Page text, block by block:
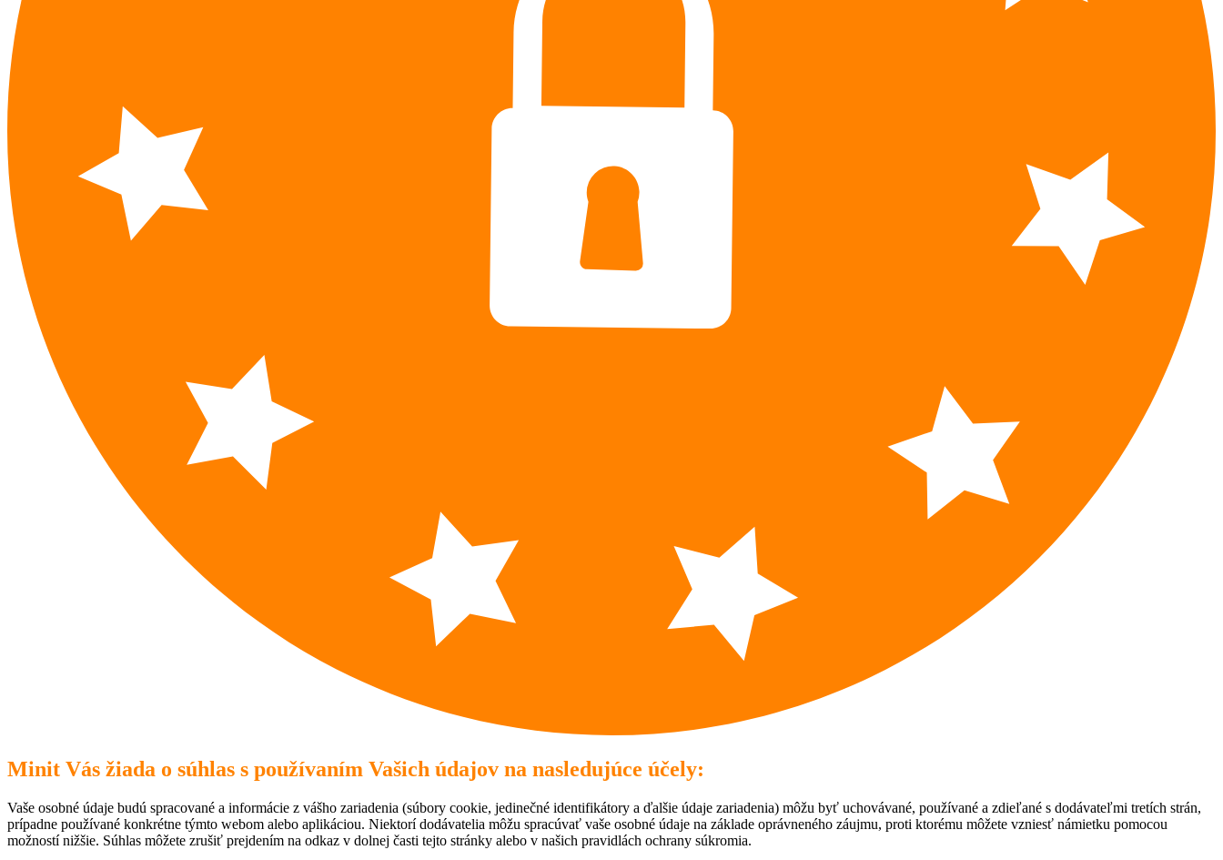
Minit Vás žiada o súhlas s používaním Vašich údajov na nasledujúce účely:
Vaše osobné údaje budú spracované a informácie z vášho zariadenia (súbory cookie, jedinečné identifikátory a ďalšie údaje zariadenia) môžu byť uchovávané, používané a zdieľané s dodávateľmi tretích strán,
prípadne používané konkrétne týmto webom alebo aplikáciou. Niektorí dodávatelia môžu spracúvať vaše osobné údaje na základe oprávneného záujmu, proti ktorému môžete vzniesť námietku pomocou
možností nižšie. Súhlas môžete zrušiť prejdením na odkaz v dolnej časti tejto stránky alebo v našich pravidlách ochrany súkromia.